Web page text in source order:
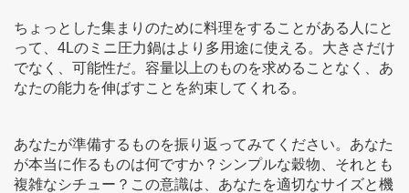
ちょっとした集まりのために料理をすることがある人にと
って、4Lのミニ圧力鍋はより多用途に使える。大きさだけ
でなく、可能性だ。容量以上のものを求めることなく、あ
なたの能力を伸ばすことを約束してくれる。
あなたが準備するものを振り返ってみてください。あなた
が本当に作るものは何ですか？シンプルな穀物、それとも
複雑なシチュー？この意識は、あなたを適切なサイズと機